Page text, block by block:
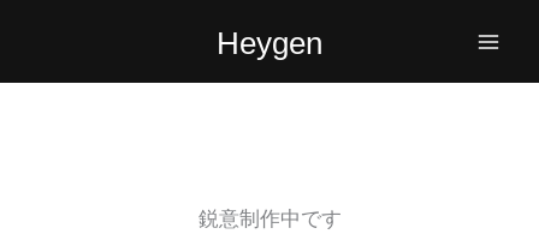
を
Heygen
鋭意制作中です